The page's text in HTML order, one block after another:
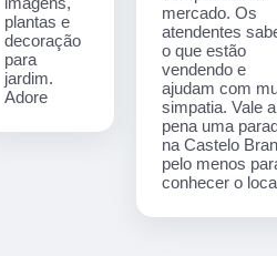
plantas e
decoração
para
jardim.
Adore
mercado. Os
atendentes
o que estão
vendendo e
ajudam com
simpatia. Vale a
pena uma
na Castelo
pelo menos
conhecer o